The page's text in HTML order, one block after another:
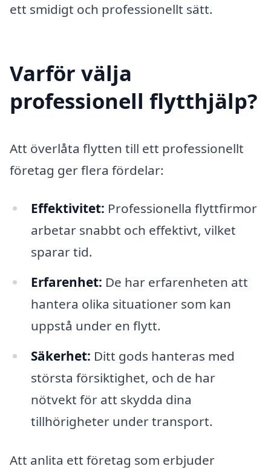
ett smidigt och professionellt sätt.
Varför välja
professionell flytthjälp?
Att överlåta flytten till ett professionellt
företag ger flera fördelar:
Effektivitet: Professionella flyttfirmor
arbetar snabbt och effektivt, vilket
sparar tid.
Erfarenhet: De har erfarenheten att
hantera olika situationer som kan
uppstå under en flytt.
Säkerhet: Ditt gods hanteras med
största försiktighet, och de har
nötvekt för att skydda dina
tillhörigheter under transport.
Att anlita ett företag som erbjuder